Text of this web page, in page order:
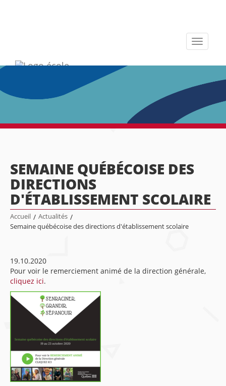
Toggle
SEMAINE QUÉBÉCOISE DES
DIRECTIONS
D'ÉTABLISSEMENT SCOLAIRE
Accueil / Actualités /
Semaine québécoise des directions d'établissement scolaire
19.10.2020
Pour voir le remerciement animé de la direction générale,
cliquez ici.